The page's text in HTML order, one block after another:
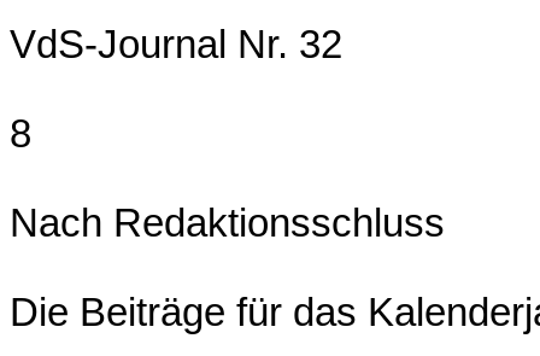
VdS-Journal Nr. 32
8
Nach Redaktionsschluss
Die Beiträge für das